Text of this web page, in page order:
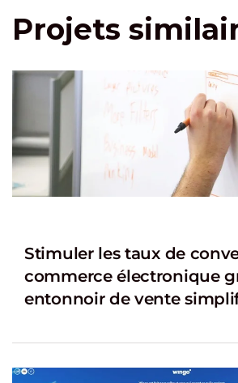
Projets
Stimuler les taux de
commerce électronique
entonnoir de vente